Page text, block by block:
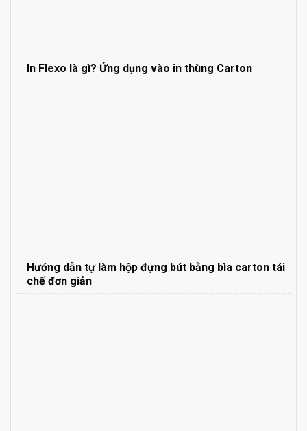
In Flexo là gì? Ứng dụng vào in thùng Carton
Hướng dẫn tự làm hộp đựng bút bằng bìa carton tái
chế đơn giản